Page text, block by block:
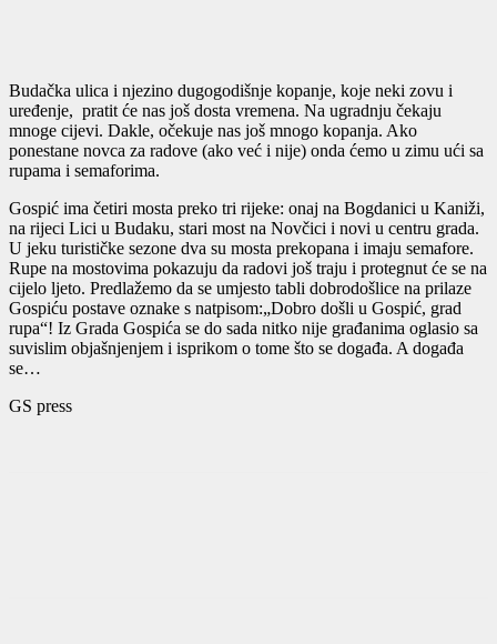
Budačka ulica i njezino dugogodišnje kopanje, koje neki zovu i
uređenje, pratit će nas još dosta vremena. Na ugradnju čekaju
mnoge cijevi. Dakle, očekuje nas još mnogo kopanja. Ako
ponestane novca za radove (ako već i nije) onda ćemo u zimu ući sa
rupama i semaforima.
Gospić ima četiri mosta preko tri rijeke: onaj na Bogdanici u Kaniži,
na rijeci Lici u Budaku, stari most na Novčici i novi u centru grada.
U jeku turističke sezone dva su mosta prekopana i imaju semafore.
Rupe na mostovima pokazuju da radovi još traju i protegnut će se na
cijelo ljeto. Predlažemo da se umjesto tabli dobrodošlice na prilaze
Gospiću postave oznake s natpisom:„Dobro došli u Gospić, grad
rupa“! Iz Grada Gospića se do sada nitko nije građanima oglasio sa
suvislim objašnjenjem i isprikom o tome što se događa. A događa
se…
GS press